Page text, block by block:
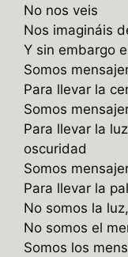
No nos veis
Nos imagináis
Y sin embargo
Somos
Para llevar la
Somos
Para llevar la
oscuridad
Somos
Para llevar la
No somos la luz,
No somos el
Somos los